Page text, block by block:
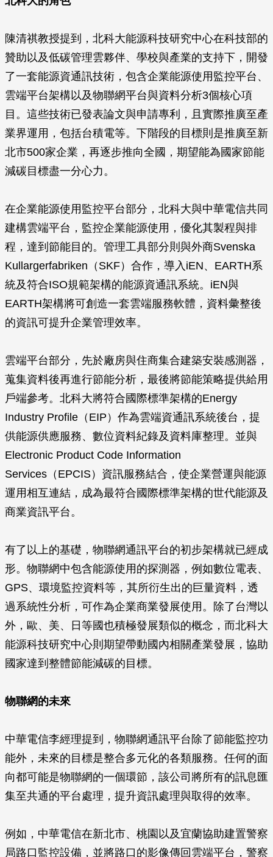
陳清祺教授提到，北科大能源科技研究中心在科技部的
贊助以及低碳管理雲夥伴、學校與產業的支持下，開發
了一套能源資通訊技術，包含企業能源使用監控平台、
雲端平台架構以及物聯網平台與資料分析3個核心項
目。這些技術已發表論文與申請專利，且實際推廣至產
業界運用，包括台積電等。下階段的目標則是推廣至新
北市500家企業，再逐步推向全國，期望能為國家節能
減碳目標盡一分心力。
在企業能源使用監控平台部分，北科大與中華電信共同
建構雲端平台，監控企業能源使用，優化其製程與排
程，達到節能目的。管理工具部分則與外商Svenska
Kullargerfabriken（SKF）合作，導入iEN、EARTH系
統及符合ISO規範架構的能源資通訊系統。iEN與
EARTH架構將可創造一套雲端服務軟體，資料彙整後
的資訊可提升企業管理效率。
雲端平台部分，先於廠房與住商集合建築安裝感測器，
蒐集資料後再進行節能分析，最後將節能策略提供給用
戶端參考。北科大將符合國際標準架構的Energy
Industry Profile（EIP）作為雲端資通訊系統後台，提
供能源供應服務、數位資料紀錄及資料庫整理。並與
Electronic Product Code Information
Services（EPCIS）資訊服務結合，使企業營運與能源
運用相互連結，成為最符合國際標準架構的世代能源及
商業資訊平台。
有了以上的基礎，物聯網通訊平台的初步架構就已經成
形。物聯網中包含能源使用的探測器，例如數位電表、
GPS、環境監控資料等，其所衍生出的巨量資料，透
過系統性分析，可作為企業商業發展使用。除了台灣以
外，歐、美、日等國也積極發展類似的概念，而北科大
能源科技研究中心則期望帶動國內相關產業發展，協助
國家達到整體節能減碳的目標。
物聯網的未來
中華電信李經理提到，物聯網通訊平台除了節能監控功
能外，未來的目標是整合多元化的各類服務。任何的面
向都可能是物聯網的一個環節，該公司將所有的訊息匯
集至共通的平台處理，提升資訊處理與取得的效率。
例如，中華電信在新北市、桃園以及宜蘭協助建置警察
局路口監控設備，並將路口的影像傳回雲端平台，警察